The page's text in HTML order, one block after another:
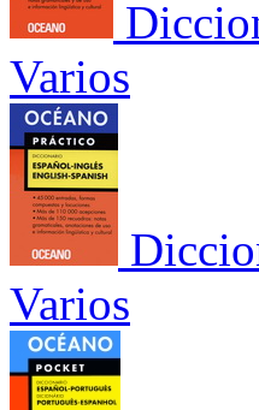
Varios
Varios